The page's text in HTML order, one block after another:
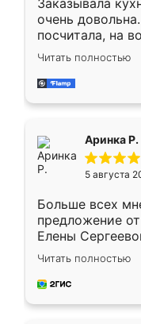
Заказывала
очень
посчитала, на
Замерщик
делу со всей
за день, ребята
Читать полностью
Аринка Р.
5 августа
Больше всех
предложение
Елены
короткие
для замера
предложил по
Читать полностью